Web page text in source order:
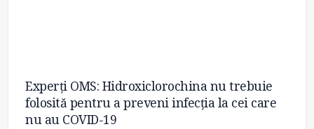
Experți OMS: Hidroxiclorochina nu trebuie
folosită pentru a preveni infecția la cei care
nu au COVID-19